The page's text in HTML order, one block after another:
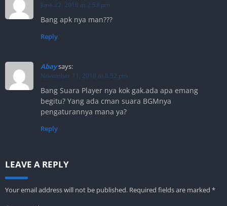
June 22, 2018 at 2:53 pm
Bang apk nya man???
Reply
Abaysays:
November 11, 2018 at 8:52 pm
Bang Suara Player nya kok gak.ada apa emang
begitu? Yang ada cman suara BGMnya
pengaturannya mana ya?
Reply
LEAVE A REPLY
Your email address will not be published. Required fields are marked *